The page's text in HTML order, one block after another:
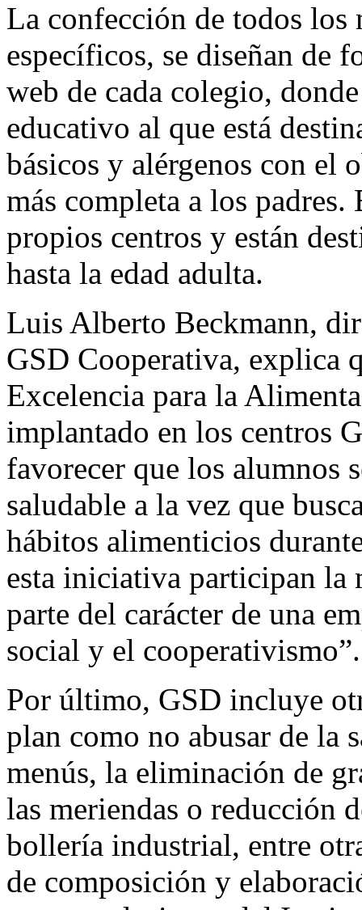
La confección de todos los
específicos, se diseñan de
web de cada colegio,
educativo al que está
básicos y alérgenos con el
más completa a los padres.
propios centros y están
hasta la edad adulta.
Luis Alberto Beckmann,
GSD Cooperativa, explica
Excelencia para la
implantado en los centros
favorecer que los alumnos
saludable a la vez que
hábitos alimenticios
esta iniciativa participan la
parte del carácter de una
social y el cooperativismo”.
Por último, GSD incluye
plan como no abusar de la
menús, la eliminación de
las meriendas o reducción
bollería industrial, entre
de composición y